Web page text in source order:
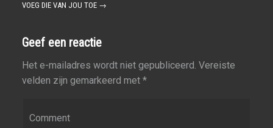
VOEG DIE VAN JOU TOE →
Geef een reactie
Het e-mailadres wordt niet gepubliceerd. Vereiste
velden zijn gemarkeerd met *